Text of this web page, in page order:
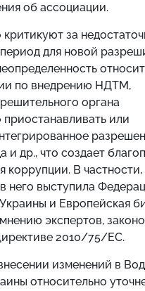
об ассоциации.
за
для новой
по внедрению НДТМ,
органа
приостанавливать или
и др., что создает
коррупции. В частности,
него выступила
и Европейская
экспертов,
2010/75/ЕС.
изменений в
относительно